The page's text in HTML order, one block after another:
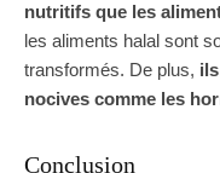
nutritifs que les
les aliments halal sont
transformés. De plus,
nocives comme les
Conclusion